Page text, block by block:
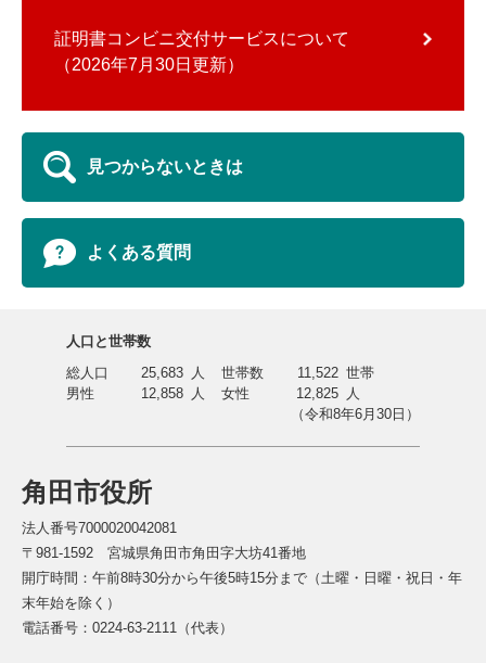
証明書コンビニ交付サービスについて
2026年7月30日更新
見つからないときは
よくある質問
角田市役所
法人番号7000020042081
〒981-1592 宮城県角田市角田字大坊41番地
開庁時間：午前8時30分から午後5時15分まで（土曜・日曜・祝日・年
末年始を除く）
電話番号：0224-63-2111（代表）
人口と世帯数
総人口
25,683 人 世帯数 11,522 世帯
男性
12,858 人 女性 12,825
人
（令和8年6月30日）